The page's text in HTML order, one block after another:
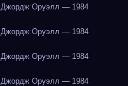
Джордж Оруэлл — 1984
Джордж Оруэлл — 1984
Джордж Оруэлл — 1984
Джордж Оруэлл — 1984